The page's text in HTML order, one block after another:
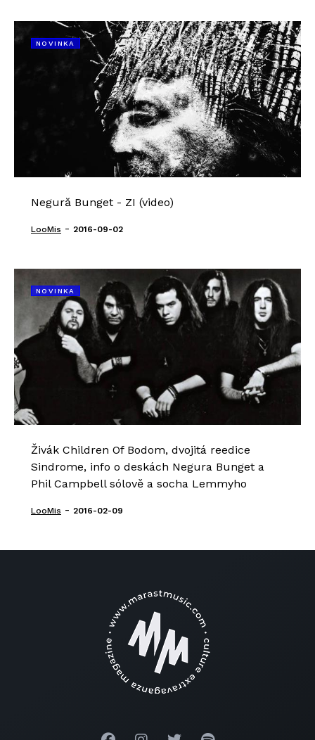
NOVINKA
Negură Bunget - ZI (video)
LooMis - 2016-09-02
NOVINKA
Živák Children Of Bodom, dvojitá reedice
Sindrome, info o deskách Negura Bunget a
Phil Campbell sólově a socha Lemmyho
LooMis - 2016-02-09